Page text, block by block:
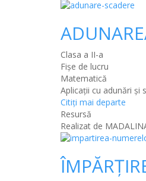
Clasa a II-a
Fișe de lucru
Matematică
Aplicații cu adunări și
Citiţi mai departe
Resursă
Realizat de